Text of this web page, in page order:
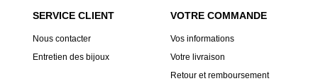
SERVICE CLIENT
Nous contacter
Entretien des bijoux
VOTRE COMMANDE
Vos informations
Votre livraison
Retour et remboursement